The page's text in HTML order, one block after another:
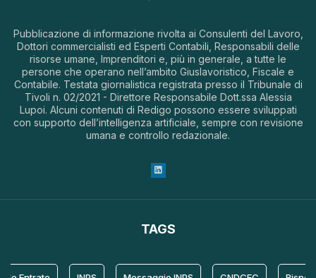
Pubblicazione di informazione rivolta ai Consulenti del Lavoro,
Dottori commercialisti ed Esperti Contabili, Responsabili delle
risorse umane, Imprenditori e, più in generale, a tutte le
persone che operano nell’ambito Giuslavoristico, Fiscale e
Contabile. Testata giornalistica registrata presso il Tribunale di
Tivoli n. 02/2021 - Direttore Responsabile Dott.ssa Alessia
Lupoi. Alcuni contenuti di Redigo possono essere sviluppati
con supporto dell’intelligenza artificiale, sempre con revisione
umana e controllo redazionale.
TAGS